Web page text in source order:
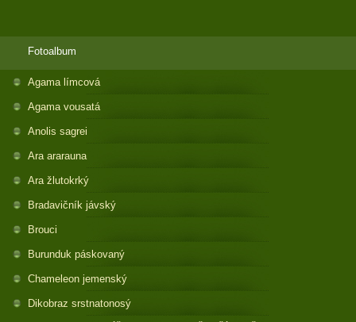
Fotoalbum
Agama límcová
Agama vousatá
Anolis sagrei
Ara ararauna
Ara žlutokrký
Bradavičník jávský
Brouci
Burunduk páskovaný
Chameleon jemenský
Dikobraz srstnatonosý